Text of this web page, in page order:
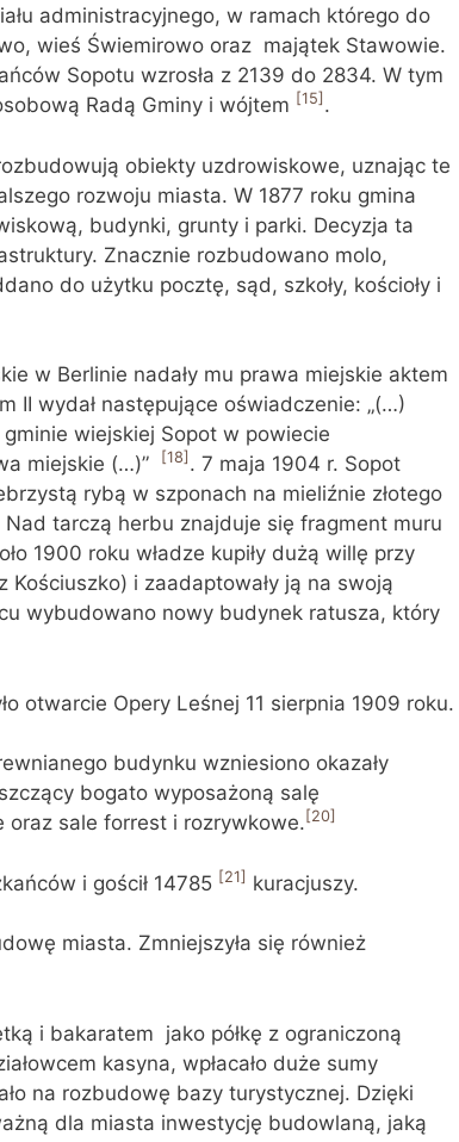
administracyjnego, w ramach którego do
wieś Świemirowo oraz majątek Stawowie.
Sopotu wzrosła z 2139 do 2834. W tym
Radą Gminy i wójtem [15] .
obiekty uzdrowiskowe, uznając te
rozwoju miasta. W 1877 roku gmina
budynki, grunty i parki. Decyzja ta
Znacznie rozbudowano molo,
do użytku pocztę, sąd, szkoły, kościoły i
w Berlinie nadały mu prawa miejskie aktem
II wydał następujące oświadczenie: „(…)
wiejskiej Sopot w powiecie
miejskie (…)”
[18] . 7 maja 1904 r. Sopot
rybą w szponach na mieliźnie złotego
tarczą herbu znajduje się fragment muru
1900 roku władze kupiły dużą willę przy
i zaadaptowały ją na swoją
wybudowano nowy budynek ratusza, który
otwarcie Opery Leśnej 11 sierpnia 1909 roku.
budynku wzniesiono okazały
bogato wyposażoną salę
sale forrest i rozrywkowe. [20]
i gościł 14785 [21] kuracjuszy.
miasta. Zmniejszyła się również
i bakaratem jako półkę z ograniczoną
kasyna, wpłacało duże sumy
na rozbudowę bazy turystycznej. Dzięki
dla miasta inwestycję budowlaną, jaką